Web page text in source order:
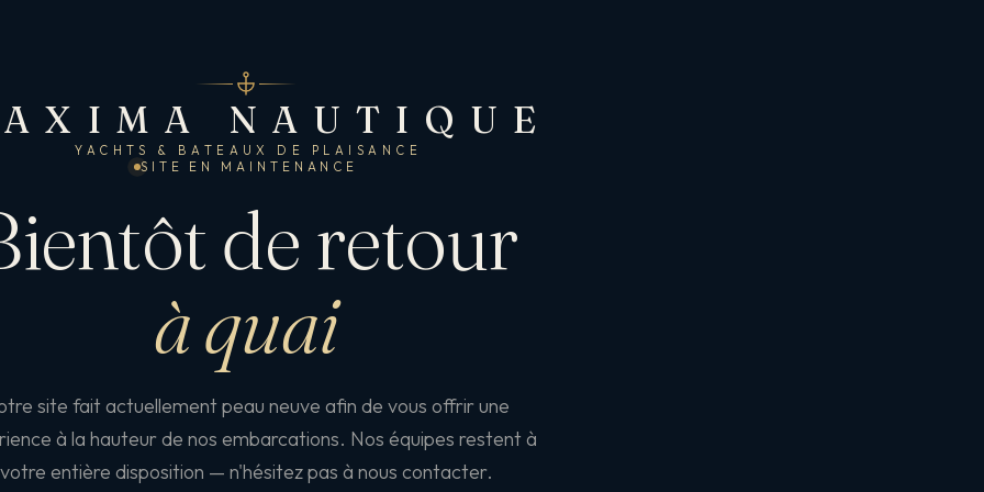
NAUTIQUE
YACHTS & BATEAUX DE PLAISANCE
SITE EN MAINTENANCE
de retour
à quai
site fait actuellement peau neuve afin de vous offrir une
à la hauteur de nos embarcations. Nos équipes restent à
votre entière disposition — n'hésitez pas à nous contacter.